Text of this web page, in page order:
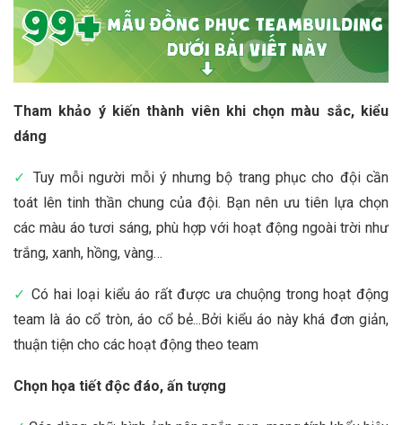
Tham khảo ý kiến thành viên khi chọn màu sắc, kiểu
dáng
✓ Tuy mỗi người mỗi ý nhưng bộ trang phục cho đội cần
toát lên tinh thần chung của đội. Bạn nên ưu tiên lựa chọn
các màu áo tươi sáng, phù hợp với hoạt động ngoài trời như
trắng, xanh, hồng, vàng…
✓Có hai loại kiểu áo rất được ưa chuộng trong hoạt động
team là áo cổ tròn, áo cổ bẻ...Bởi kiểu áo này khá đơn giản,
thuận tiện cho các hoạt động theo team
Chọn họa tiết độc đáo, ấn tượng